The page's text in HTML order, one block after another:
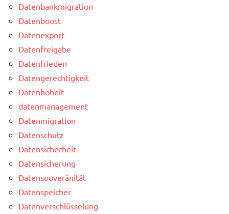
Datenbankmigration
Datenboost
Datenexport
Datenfreigabe
Datenfrieden
Datengerechtigkeit
Datenhoheit
datenmanagement
Datenmigration
Datenschutz
Datensicherheit
Datensicherung
Datensouveränität
Datenspeicher
Datenverschlüsselung